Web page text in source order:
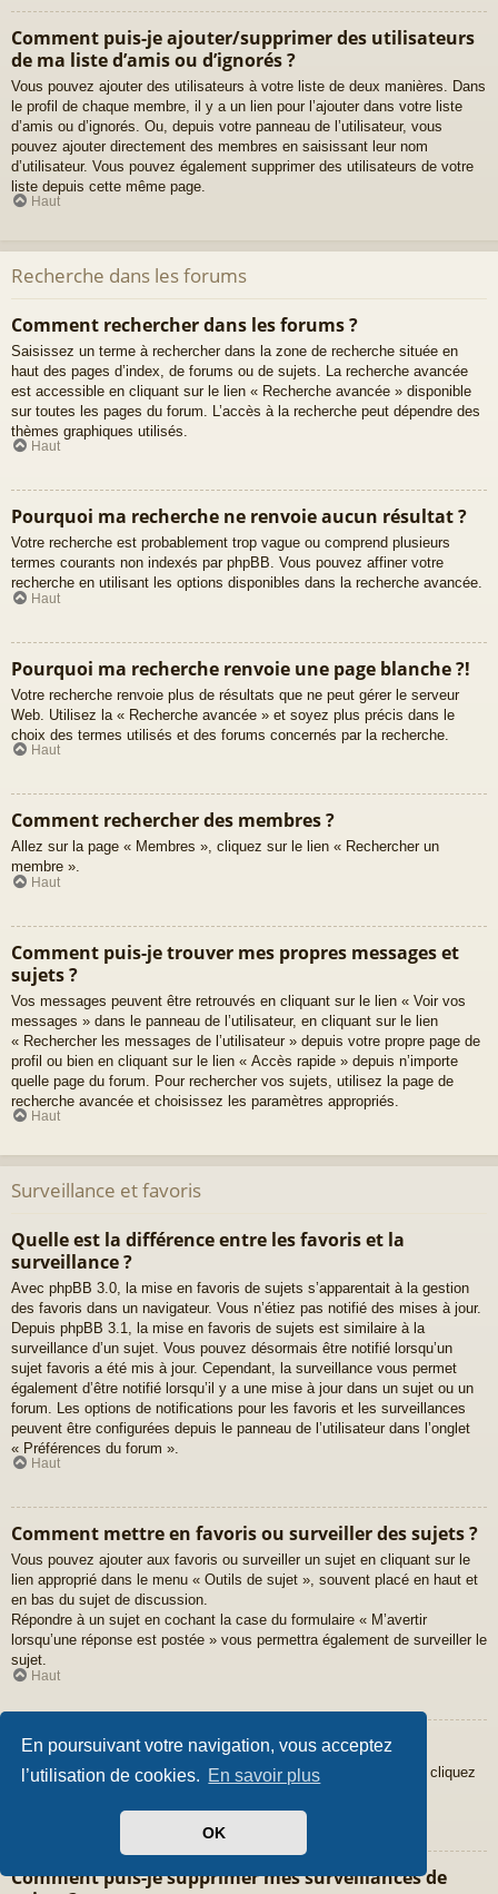
En poursuivant votre navigation, vous acceptez
l’utilisation de cookies. En savoir plus
OK
Comment puis-je ajouter/supprimer des utilisateurs
de ma liste d’amis ou d’ignorés ?
Vous pouvez ajouter des utilisateurs à votre liste de deux manières. Dans
le profil de chaque membre, il y a un lien pour l’ajouter dans votre liste
d’amis ou d’ignorés. Ou, depuis votre panneau de l’utilisateur, vous
pouvez ajouter directement des membres en saisissant leur nom
d’utilisateur. Vous pouvez également supprimer des utilisateurs de votre
liste depuis cette même page.
Haut
Recherche dans les forums
Comment rechercher dans les forums ?
Saisissez un terme à rechercher dans la zone de recherche située en
haut des pages d’index, de forums ou de sujets. La recherche avancée
est accessible en cliquant sur le lien « Recherche avancée » disponible
sur toutes les pages du forum. L’accès à la recherche peut dépendre des
thèmes graphiques utilisés.
Haut
Pourquoi ma recherche ne renvoie aucun résultat ?
Votre recherche est probablement trop vague ou comprend plusieurs
termes courants non indexés par phpBB. Vous pouvez affiner votre
recherche en utilisant les options disponibles dans la recherche avancée.
Haut
Pourquoi ma recherche renvoie une page blanche ?!
Votre recherche renvoie plus de résultats que ne peut gérer le serveur
Web. Utilisez la « Recherche avancée » et soyez plus précis dans le
choix des termes utilisés et des forums concernés par la recherche.
Haut
Comment rechercher des membres ?
Allez sur la page « Membres », cliquez sur le lien « Rechercher un
membre ».
Haut
Comment puis-je trouver mes propres messages et
sujets ?
Vos messages peuvent être retrouvés en cliquant sur le lien « Voir vos
messages » dans le panneau de l’utilisateur, en cliquant sur le lien
« Rechercher les messages de l’utilisateur » depuis votre propre page de
profil ou bien en cliquant sur le lien « Accès rapide » depuis n’importe
quelle page du forum. Pour rechercher vos sujets, utilisez la page de
recherche avancée et choisissez les paramètres appropriés.
Haut
Surveillance et favoris
Quelle est la différence entre les favoris et la
surveillance ?
Avec phpBB 3.0, la mise en favoris de sujets s’apparentait à la gestion
des favoris dans un navigateur. Vous n’étiez pas notifié des mises à jour.
Depuis phpBB 3.1, la mise en favoris de sujets est similaire à la
surveillance d’un sujet. Vous pouvez désormais être notifié lorsqu’un
sujet favoris a été mis à jour. Cependant, la surveillance vous permet
également d’être notifié lorsqu’il y a une mise à jour dans un sujet ou un
forum. Les options de notifications pour les favoris et les surveillances
peuvent être configurées depuis le panneau de l’utilisateur dans l’onglet
« Préférences du forum ».
Haut
Comment mettre en favoris ou surveiller des sujets ?
Vous pouvez ajouter aux favoris ou surveiller un sujet en cliquant sur le
lien approprié dans le menu « Outils de sujet », souvent placé en haut et
en bas du sujet de discussion.
Répondre à un sujet en cochant la case du formulaire « M’avertir
lorsqu’une réponse est postée » vous permettra également de surveiller le
sujet.
Haut
Comment surveiller des forums ?
Pour surveiller un forum en particulier, une fois entré sur celui-ci, cliquez
Comment puis-je supprimer mes surveillances de